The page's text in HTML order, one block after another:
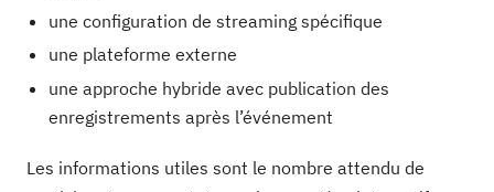
une configuration de streaming spécifique
une plateforme externe
une approche hybride avec publication des
enregistrements après l’événement
Les informations utiles sont le nombre attendu de